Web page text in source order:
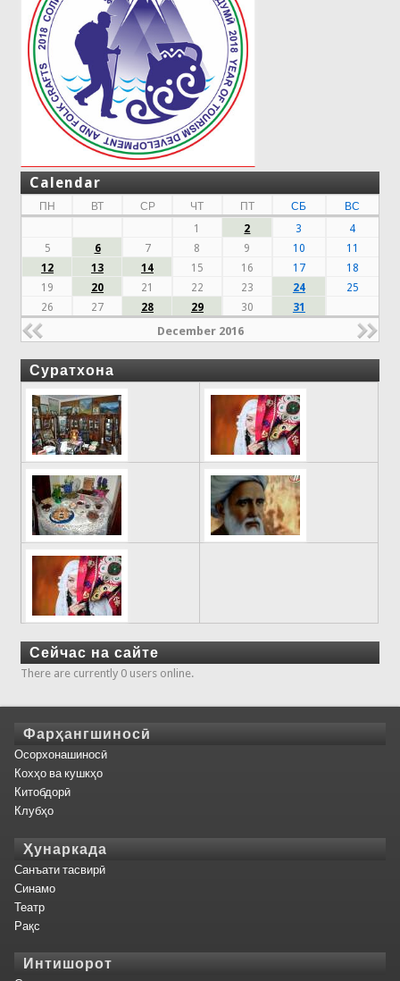
Calendar
ПН ВТ СР ЧТ ПТ СБ
ВС
1
2 3
4
5
6 7 8 9 10
11
12
13 14 15 16 17
18
19
20 21 22 23 24
25
26
27 28 29 30 31
December 2016
Суратхона
Сейчас на сайте
There are currently 0 users online.
Фарҳангшиносӣ
Осорхонашиносӣ
Кохҳо ва кушкҳо
Китобдорӣ
Клубҳо
Ҳунаркада
Санъати тасвирӣ
Синамо
Театр
Рақс
Интишорот